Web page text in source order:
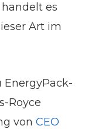
handelt es
Art im
Royce
von CEO